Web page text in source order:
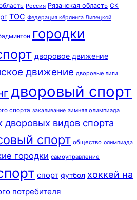
Россия Рязанская область СК
ТОС Федерация кёрлинга Липецкой
городки
дворовое движение
движение дворовые лиги
дворовый спорт
спорта закаливание зимняя олимпиада
дворовых видов спорта
спорт общество олимпиада
городки самоуправление
спорт футбол хоккей на
потребителя